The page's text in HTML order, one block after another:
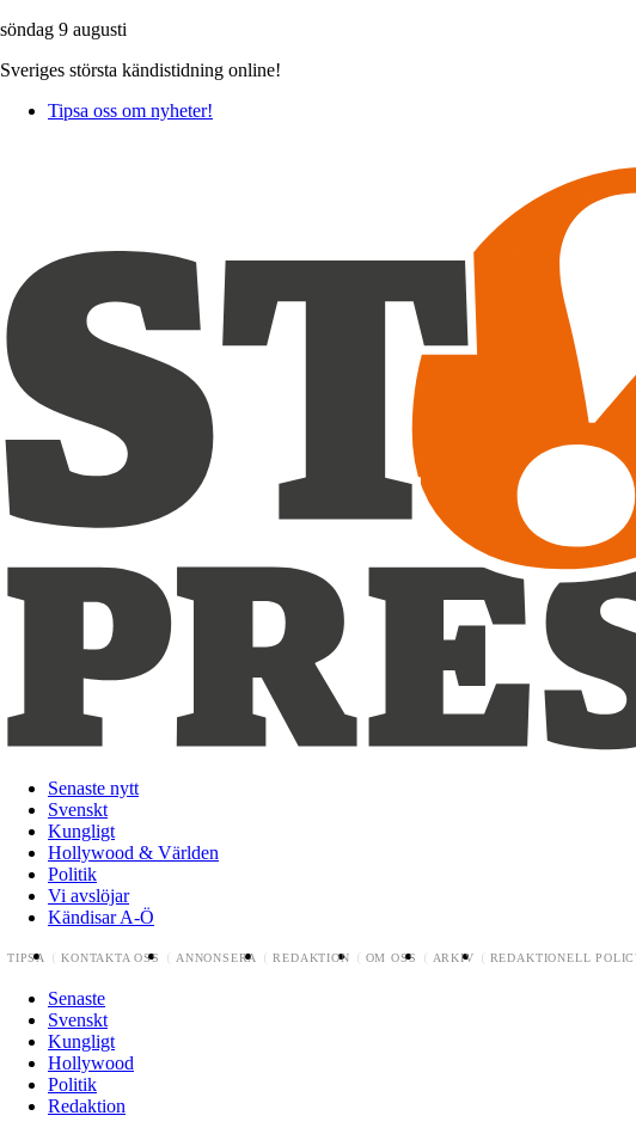
söndag 9 augusti
Sveriges största kändistidning online!
Tipsa oss om nyheter!
Senaste nytt
Svenskt
Kungligt
Hollywood & Världen
Politik
Vi avslöjar
Kändisar A-Ö
TIPSA KONTAKTA OSS ANNONSERA REDAKTION OM OSS ARKIV REDAKTIONELL
Senaste
Svenskt
Kungligt
Hollywood
Politik
Redaktion